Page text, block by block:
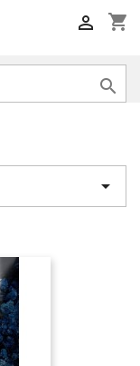
shopping_cart


